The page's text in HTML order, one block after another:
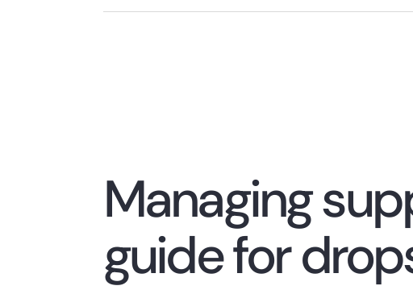
Managing
guide for